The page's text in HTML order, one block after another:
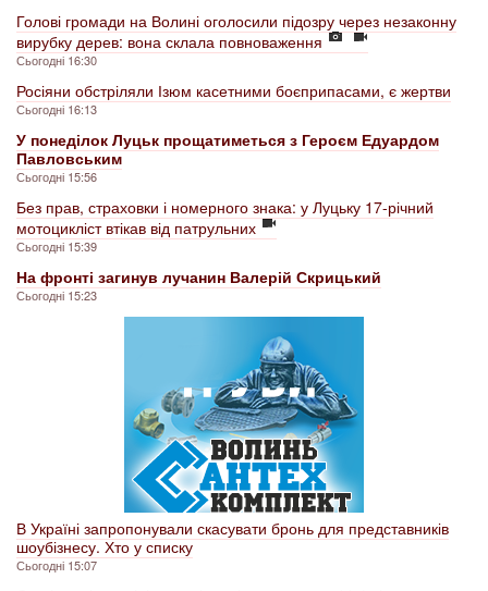
Голові громади на Волині оголосили підозру через незаконну
вирубку дерев: вона склала повноваження
Сьогодні 16:30
Росіяни обстріляли Ізюм касетними боєприпасами, є жертви
Сьогодні 16:13
У понеділок Луцьк прощатиметься з Героєм Едуардом
Павловським
Сьогодні 15:56
Без прав, страховки і номерного знака: у Луцьку 17-річний
мотоцикліст втікав від патрульних
Сьогодні 15:39
На фронті загинув лучанин Валерій Скрицький
Сьогодні 15:23
В Україні запропонували скасувати бронь для представників
шоубізнесу. Хто у списку
Сьогодні 15:07